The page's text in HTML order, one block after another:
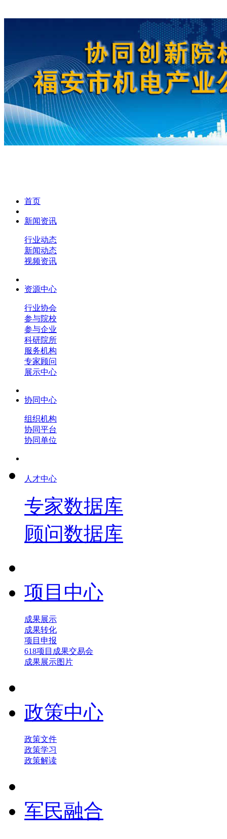
首页
新闻资讯
行业动态
新闻动态
视频资讯
资源中心
行业协会
参与院校
参与企业
科研院所
服务机构
专家顾问
展示中心
协同中心
组织机构
协同平台
协同单位
人才中心
专家数据库
顾问数据库
项目中心
成果展示
成果转化
项目申报
618项目成果交易会
成果展示图片
政策中心
政策文件
政策学习
政策解读
军民融合